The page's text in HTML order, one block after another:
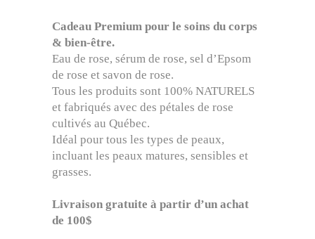
basé
notation
client
Cadeau Premium pour le soins du corps
& bien-être.
Eau de rose, sérum de rose, sel d’Epsom
de rose et savon de rose.
Tous les produits sont 100% NATURELS
et fabriqués avec des pétales de rose
cultivés au Québec.
Idéal pour tous les types de peaux,
incluant les peaux matures, sensibles et
grasses.
Livraison gratuite à partir d’un achat
de 100$